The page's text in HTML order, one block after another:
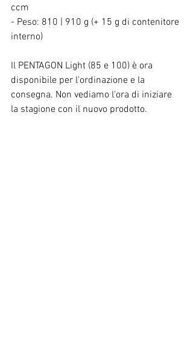
ccm
- Peso: 810 | 910 g (+ 15 g di contenitore
interno)
Il PENTAGON Light (85 e 100) è ora
disponibile per l'ordinazione e la
consegna. Non vediamo l'ora di iniziare
la stagione con il nuovo prodotto.